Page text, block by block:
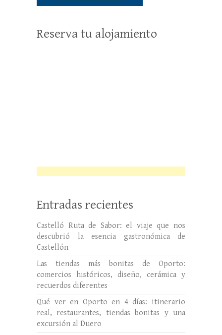
Reserva tu alojamiento
Entradas recientes
Castelló Ruta de Sabor: el viaje que nos
descubrió la esencia gastronómica de
Castellón
Las tiendas más bonitas de Oporto:
comercios históricos, diseño, cerámica y
recuerdos diferentes
Qué ver en Oporto en 4 días: itinerario
real, restaurantes, tiendas bonitas y una
excursión al Duero